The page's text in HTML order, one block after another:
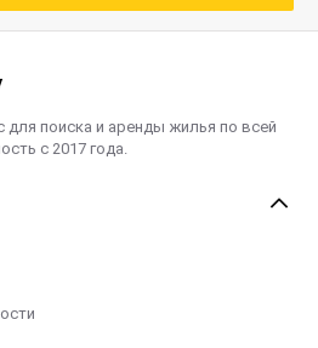
поиска и аренды жилья по всей
с 2017 года.